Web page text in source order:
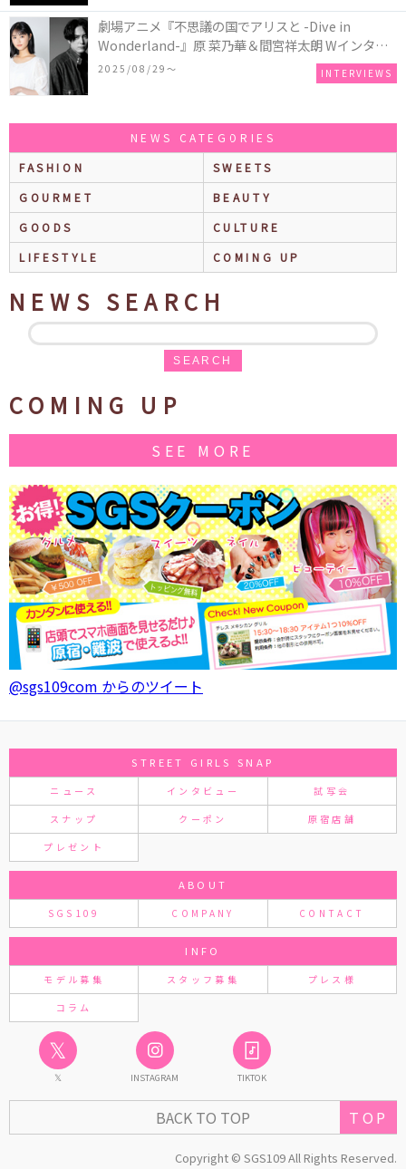
劇場アニメ『不思議の国でアリスと -Dive in
Wonderland-』原 菜乃華＆間宮祥太朗 Wインタビ
ュー
2025/08/29〜 INTERVIEWS
NEWS CATEGORIES
FASHION
SWEETS
GOURMET
BEAUTY
GOODS
CULTURE
LIFESTYLE
COMING UP
NEWS SEARCH
SEARCH
COMING UP
SEE MORE
@sgs109com からのツイート
STREET GIRLS SNAP
ニュース インタビュー 試写会
スナップ クーポン 原宿店舗
プレゼント
ABOUT
SGS109 COMPANY CONTACT
INFO
モデル募集 スタッフ募集 プレス様
コラム
𝕏
𝕏 INSTAGRAM TIKTOK
BACK TO TOP
Copyright © SGS109 All Rights Reserved.
TOP